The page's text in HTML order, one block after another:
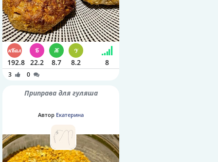
192.8 22.2 8.7 8.2 8
3 0
Приправа для гуляша
Автор Екатерина